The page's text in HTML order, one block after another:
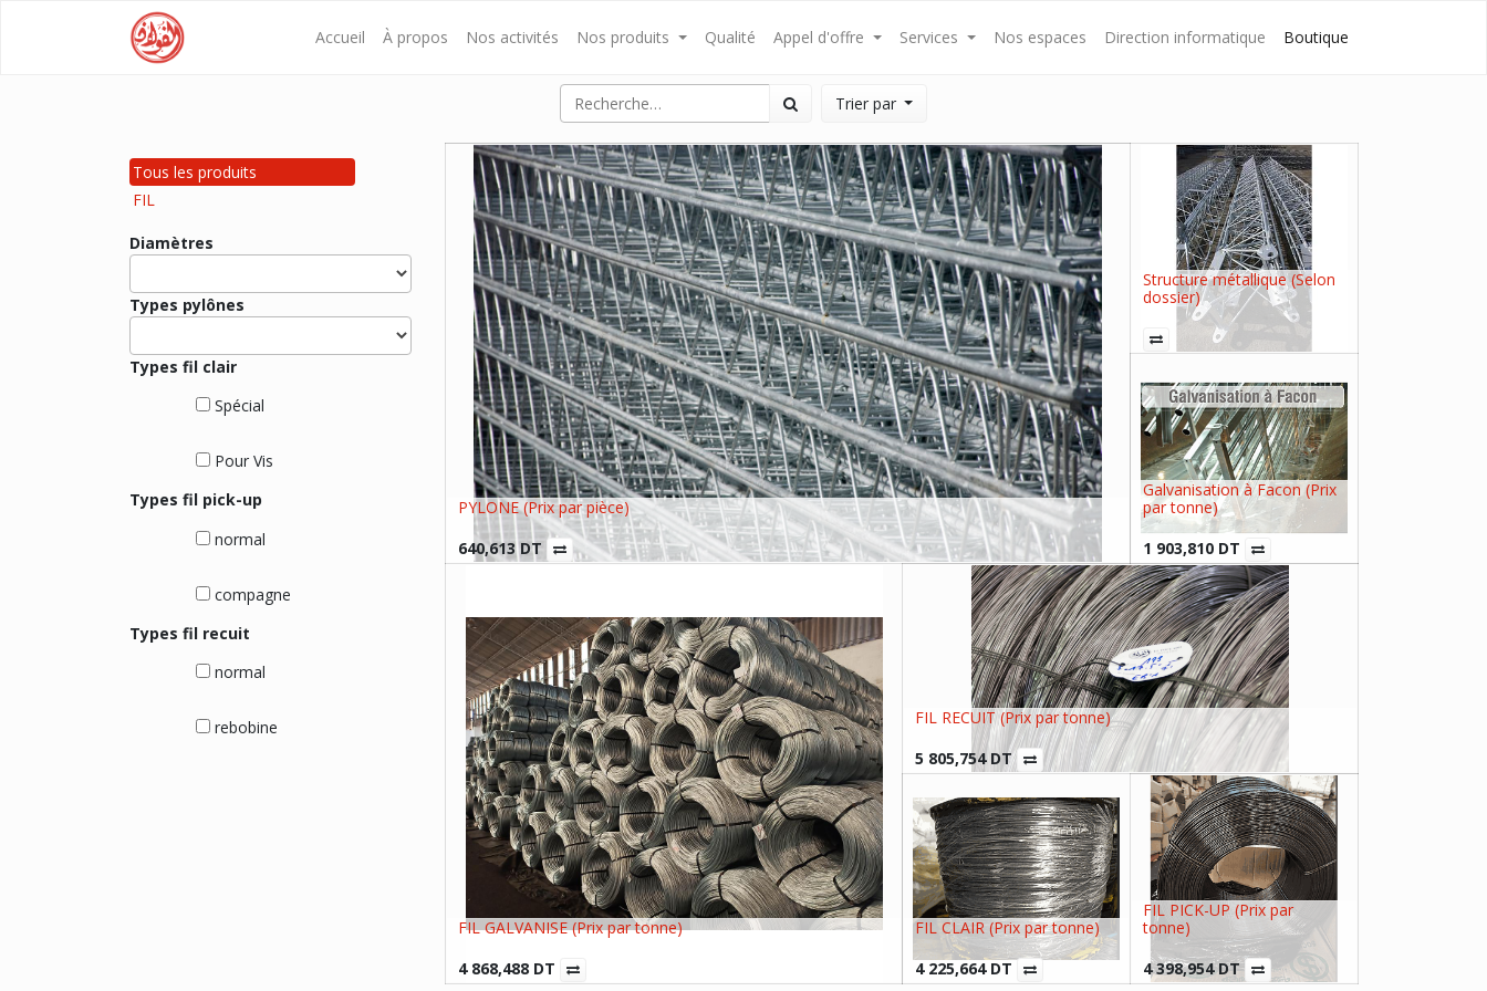
Accueil À propos Nos activités Nos produits Qualité Appel d'offre Services Nos espaces Direction informatique Boutique
Trier par
Tous les produits
FIL
Diamètres
Types pylônes
Types fil clair
Spécial
Pour Vis
Types fil pick-up
normal
compagne
Types fil recuit
normal
rebobine
PYLONE (Prix par pièce)
640,613DT
Structure métallique (Selon
dossier)
Galvanisation à Facon (Prix
par tonne)
1 903,810 DT
FIL GALVANISE (Prix par tonne)
4 868,488 DT
FIL RECUIT (Prix par tonne)
5 805,754DT
FIL CLAIR (Prix par tonne)
4 225,664DT
FIL PICK-UP (Prix par
tonne)
4 398,954DT